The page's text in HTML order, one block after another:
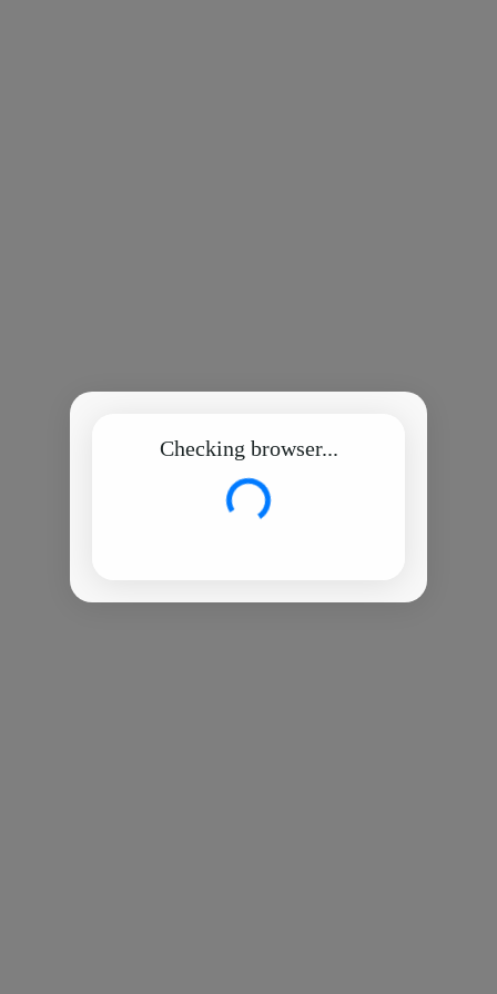
Checking browser...